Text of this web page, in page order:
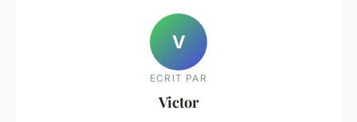
V
ECRIT PAR
Victor